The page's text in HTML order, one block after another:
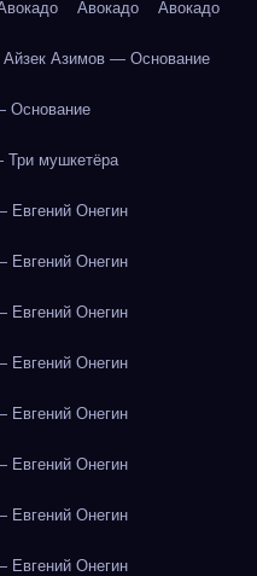
Авокадо Авокадо
Айзек Азимов — Основание
Основание
мушкетёра
Онегин
Онегин
Онегин
Онегин
Онегин
Онегин
Онегин
Онегин